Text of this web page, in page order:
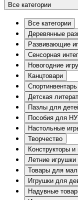
Все категории
Все категории
Деревянные
Развивающие
Сенсорная
Новогодние
Канцтовари
Детская
Пазлы для
Пособия для
Настольные
Творчество
Конструкторы и
Летние игрушки
Товары для
Игрушки для
Надувные